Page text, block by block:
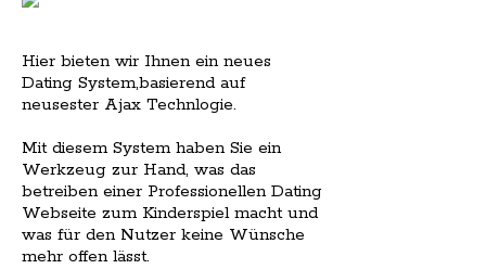
Hier bieten wir Ihnen ein neues
Dating System,basierend auf
neusester Ajax Technlogie.
Mit diesem System haben Sie ein
Werkzeug zur Hand, was das
betreiben einer Professionellen Dating
Webseite zum Kinderspiel macht und
was für den Nutzer keine Wünsche
mehr offen lässt.